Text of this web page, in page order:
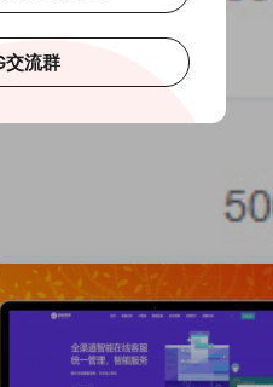
牌/字牌/跑胡子/婁底放炮罰/完美運
交流群